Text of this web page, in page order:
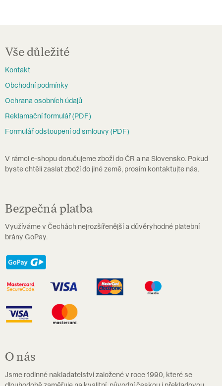
Vše důležité
Kontakt
Obchodní podmínky
Ochrana osobních údajů
Reklamační formulář (PDF)
Formulář odstoupení od smlouvy (PDF)
V rámci e-shopu doručujeme zboží do ČR a na Slovensko. Pokud
byste chtěli zaslat zboží do jiné země, prosím kontaktujte nás.
Bezpečná platba
Využíváme v Čechách nejrozšířenější a důvěryhodné platební
brány GoPay.
O nás
Jsme rodinné nakladatelství založené v roce 1990, které se